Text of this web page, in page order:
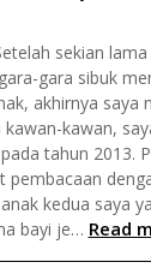
sekian
gara sibuk
akhirnya saya
kawan,
tahun 2013.
pembacaan
kedua saya
bayi je… Read